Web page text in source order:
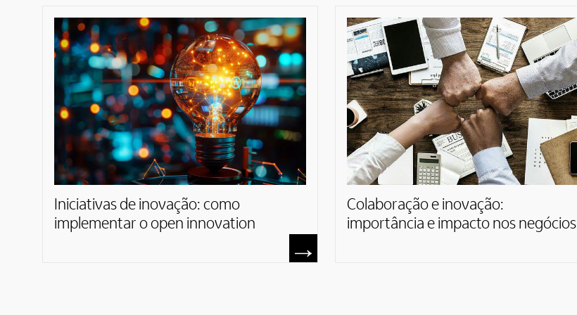
Iniciativas de inovação: como
implementar o open innovation
Colaboração e inovação:
importância e impacto nos negócios